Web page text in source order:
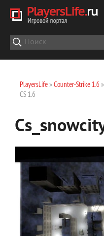
PlayersLife» Counter-Strike 1.6 »
CS 1.6